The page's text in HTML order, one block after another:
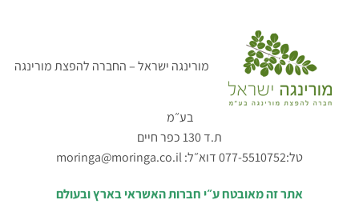
מורינגה ישראל – החברה להפצת מורינגה
בע״מ
ת.ד 130 כפר חיים
טל:077-5510752 דוא״ל:
moringa@moringa.co.il
אתר זה מאובטח ע״י חברות האשראי בארץ ובעולם